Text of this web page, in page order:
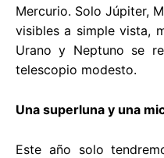
Mercurio. Solo Júpiter,
visibles a simple vista,
Urano y Neptuno se
telescopio modesto.
Una superluna y una
Este año solo